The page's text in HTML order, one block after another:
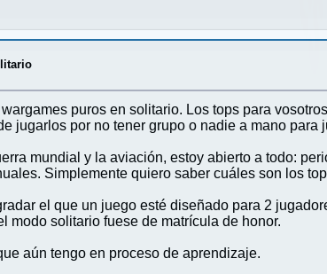
puros en solitario. Los tops para
jugarlos por no tener grupo o nadie a mano para
mundial y la aviación, estoy abierto a todo:
Simplemente quiero saber cuáles son los
el que un juego esté diseñado para 2
modo solitario fuese de matrícula de honor.
aún tengo en proceso de aprendizaje.